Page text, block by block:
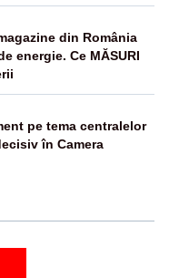
din România
energie. Ce MĂSURI
pe tema centralelor
în Camera